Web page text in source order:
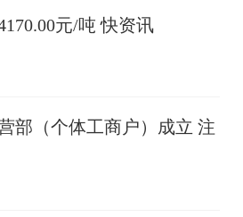
元/吨 快资讯
部（个体工商户）成立 注